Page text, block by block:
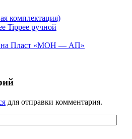
комплектация)
Tippee ручной
Пласт «МОН — АП»
для отправки комментария.